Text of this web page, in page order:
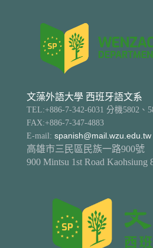
文藻外語大學 西班牙語文系
TEL:+886-7-342-6031 分機5802、
FAX:+886-7-347-4883
E-mail: spanish@mail.wzu.edu.tw
高雄市三民區民族一路900號
900 Mintsu 1st Road Kaohsiung